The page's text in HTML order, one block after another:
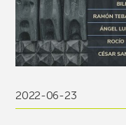
2022-06-23